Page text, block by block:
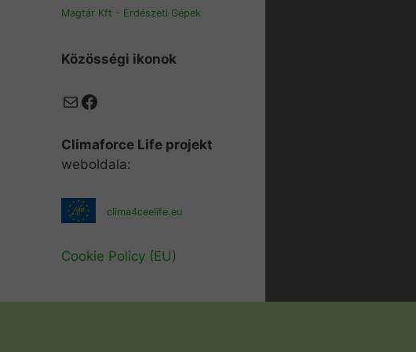
Magtár Kft - Erdészeti Gépek
Közösségi ikonok
MailFacebook
Climaforce Life projekt
weboldala:
clima4ceelife.eu
Cookie Policy (EU)